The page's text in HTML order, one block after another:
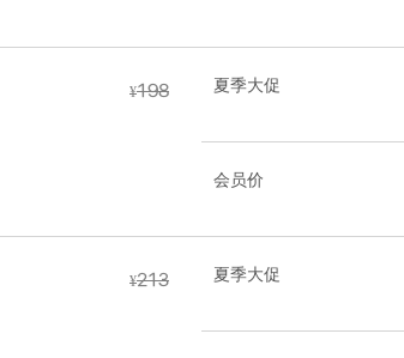
¥ 夏季大促
会员价
¥ 夏季大促